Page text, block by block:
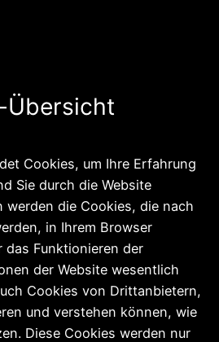
Übersicht
Cookies, um Ihre Erfahrung
Sie durch die Website
werden die Cookies, die nach
in Ihrem Browser
Funktionieren der
der Website wesentlich
Cookies von Drittanbietern,
und verstehen können, wie
Diese Cookies werden nur